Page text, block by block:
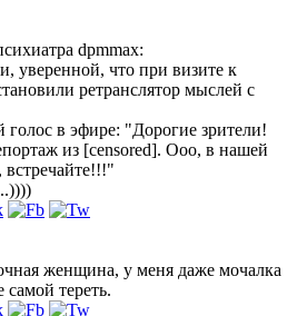
dpmmax:
уверенной, что при визите к
ретранслятор мыслей с
в эфире: "Дорогие зрители!
из [censored]. Ооо, в нашей
женщина, у меня даже мочалка
самой тереть.